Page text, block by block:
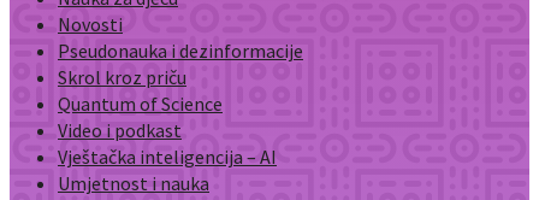
Novosti
Pseudonauka i dezinformacije
Skrol kroz priču
Quantum of Science
Video i podkast
Vještačka inteligencija – AI
Umjetnost i nauka